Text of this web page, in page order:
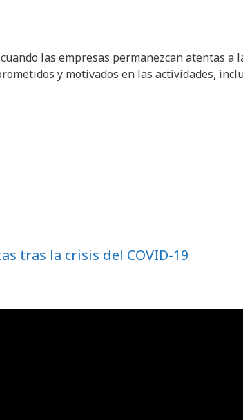
las empresas permanezcan atentas a
y motivados en las actividades,
tras la crisis del COVID-19